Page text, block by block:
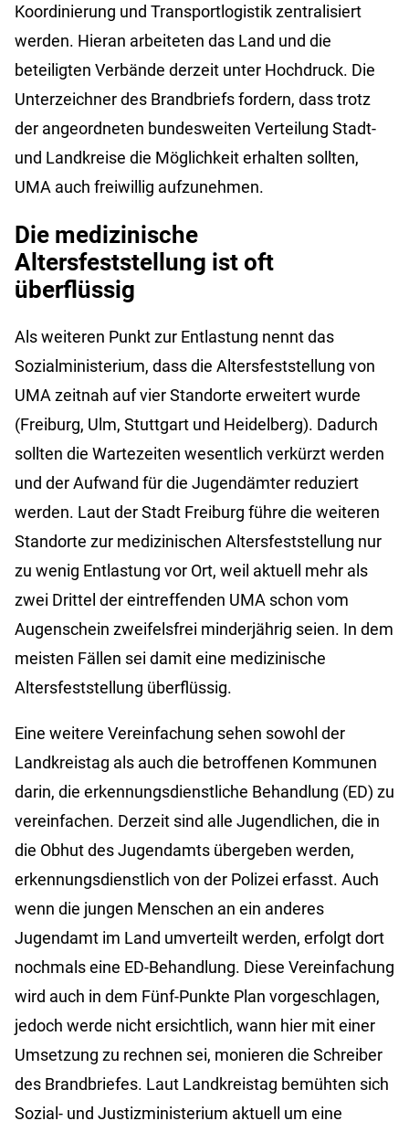
Koordinierung und Transportlogistik zentralisiert
werden. Hieran arbeiteten das Land und die
beteiligten Verbände derzeit unter Hochdruck. Die
Unterzeichner des Brandbriefs fordern, dass trotz
der angeordneten bundesweiten Verteilung Stadt-
und Landkreise die Möglichkeit erhalten sollten,
UMA auch freiwillig aufzunehmen.
Die medizinische
Altersfeststellung ist oft
überflüssig
Als weiteren Punkt zur Entlastung nennt das
Sozialministerium, dass die Altersfeststellung von
UMA zeitnah auf vier Standorte erweitert wurde
(Freiburg, Ulm, Stuttgart und Heidelberg). Dadurch
sollten die Wartezeiten wesentlich verkürzt werden
und der Aufwand für die Jugendämter reduziert
werden. Laut der Stadt Freiburg führe die weiteren
Standorte zur medizinischen Altersfeststellung nur
zu wenig Entlastung vor Ort, weil aktuell mehr als
zwei Drittel der eintreffenden UMA schon vom
Augenschein zweifelsfrei minderjährig seien. In dem
meisten Fällen sei damit eine medizinische
Altersfeststellung überflüssig.
Eine weitere Vereinfachung sehen sowohl der
Landkreistag als auch die betroffenen Kommunen
darin, die erkennungsdienstliche Behandlung (ED) zu
vereinfachen. Derzeit sind alle Jugendlichen, die in
die Obhut des Jugendamts übergeben werden,
erkennungsdienstlich von der Polizei erfasst. Auch
wenn die jungen Menschen an ein anderes
Jugendamt im Land umverteilt werden, erfolgt dort
nochmals eine ED-Behandlung. Diese Vereinfachung
wird auch in dem Fünf-Punkte Plan vorgeschlagen,
jedoch werde nicht ersichtlich, wann hier mit einer
Umsetzung zu rechnen sei, monieren die Schreiber
des Brandbriefes. Laut Landkreistag bemühten sich
Sozial- und Justizministerium aktuell um eine